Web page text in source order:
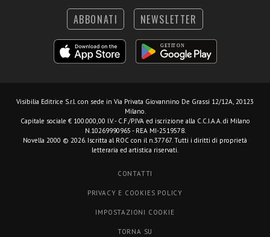
ABBONATI NEWSLETTER
Visibilia Editrice S.r.l. con sede in Via Privata Giovannino De Grassi 12/12A, 20123
Milano.
Capitale sociale € 100.000,00 I.V. - C.F./P.IVA ed iscrizione alla C.C.I.A.A. di Milano
N.10269990965 - REA MI-2519578.
Novella 2000 © 2026. Iscritta al ROC con il n.37767. Tutti i diritti di proprietà
letteraria ed artistica riservati.
CONTATTI
PRIVACY E COOKIES POLICY
IMPOSTAZIONI COOKIE
TORNA SU